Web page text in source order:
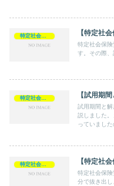
特定社会保険労務士 【特定社
特定社会保
す。その際、
特定社会保険労務士 【試用期
試用期間と
説しました
っていまし
特定社会保険労務士 【特定社
特定社会保
分で抜き出